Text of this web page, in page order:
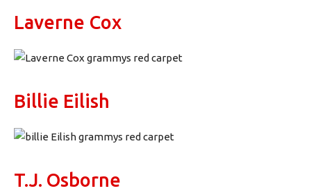
Laverne Cox
Billie Eilish
T.J. Osborne